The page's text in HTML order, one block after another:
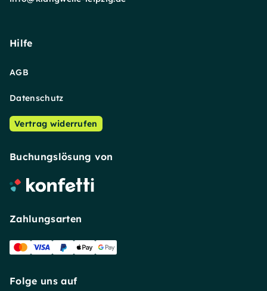
Hilfe
AGB
Datenschutz
Vertrag widerrufen
Buchungslösung von
Zahlungsarten
Folge uns auf